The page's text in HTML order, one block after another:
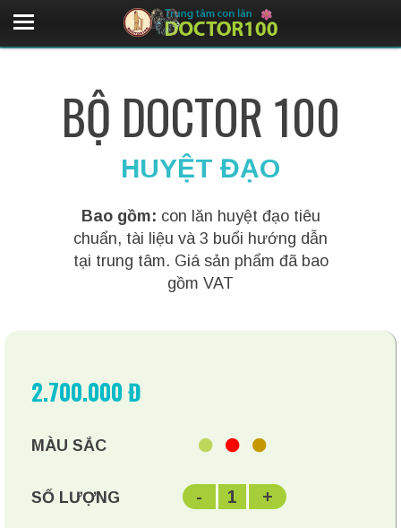
BỘ DOCTOR 100
HUYỆT ĐẠO
Bao gồm: con lăn huyệt đạo tiêu
chuẩn, tài liệu và 3 buổi hướng dẫn
tại trung tâm. Giá sản phẩm đã bao
gồm VAT
2.700.000 Đ
MÀU SẮC
SỐ LƯỢNG - 1 +